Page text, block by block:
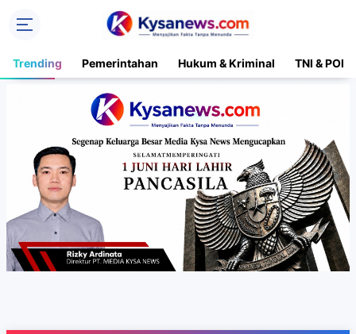
Trending Pemerintahan Hukum & Kriminal TNI &